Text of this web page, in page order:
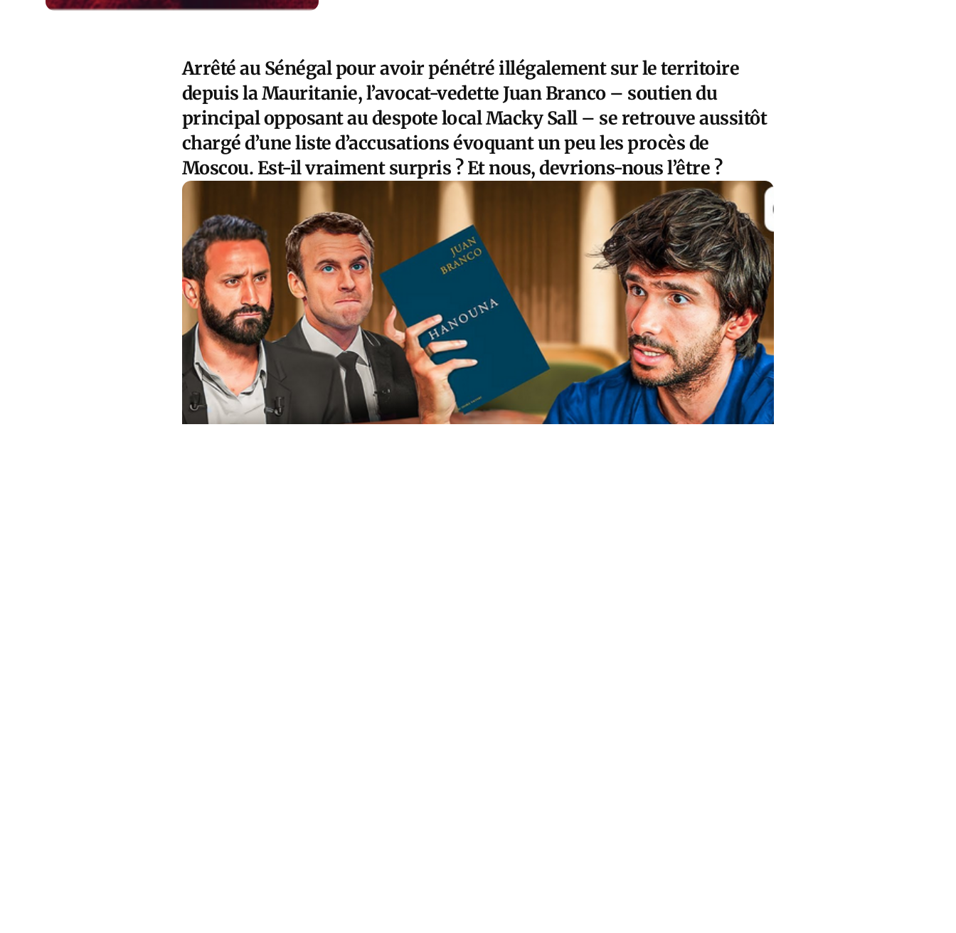
Arrêté au Sénégal pour avoir pénétré illégalement sur le territoire
depuis la Mauritanie, l’avocat-vedette Juan Branco – soutien du
principal opposant au despote local Macky Sall – se retrouve aussitôt
chargé d’une liste d’accusations évoquant un peu les procès de
Moscou. Est-il vraiment surpris ? Et nous, devrions-nous l’être ?